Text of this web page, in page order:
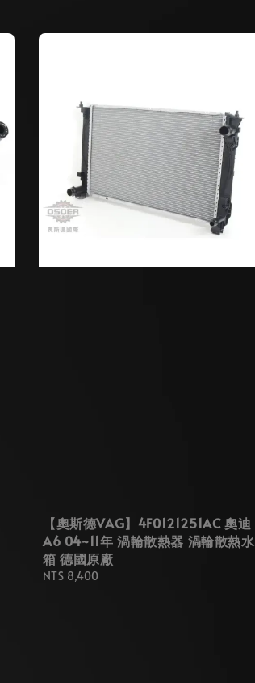
【奧斯德VAG】4F0121251AC 奧迪
A6 04~11年 渦輪散熱器 渦輪散熱水
箱 德國原廠
Regular
NT$ 8,400